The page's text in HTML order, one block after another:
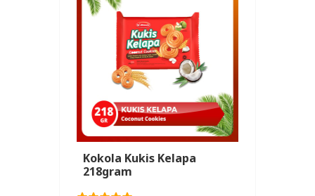
Kokola Kukis Kelapa
218gram